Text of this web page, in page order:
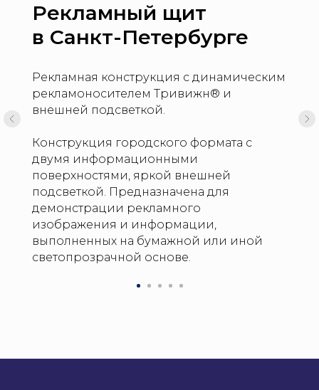
Рекламный щит
в Санкт-Петербурге
Рекламная конструкция с динамическим
рекламоносителем Тривижн® и
внешней подсветкой.
Конструкция городского формата с
двумя информационными
поверхностями, яркой внешней
подсветкой. Предназначена для
демонстрации рекламного
изображения и информации,
выполненных на бумажной или иной
светопрозрачной основе.